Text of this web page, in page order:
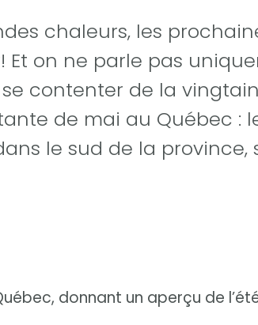
chaleurs, les
on ne parle pas
contenter de la
de mai au Québec :
le sud de la
donnant un aperçu de